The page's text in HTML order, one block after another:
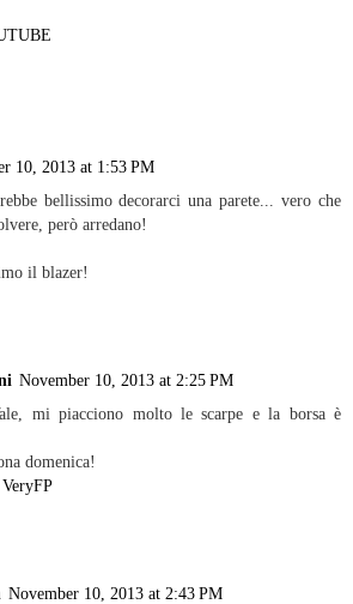
10, 2013 at 1:53 PM
bellissimo decorarci una parete... vero che
però arredano!
il blazer!
November 10, 2013 at 2:25 PM
mi piacciono molto le scarpe e la borsa è
domenica!
VeryFP
November 10, 2013 at 2:43 PM